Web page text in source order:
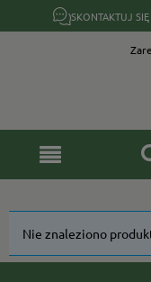
SKONTAKTUJ
Nie znaleziono